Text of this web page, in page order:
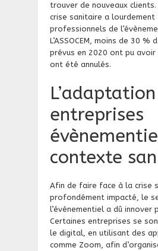
trouver de nouveaux
crise sanitaire a lourdement
professionnels de
L’ASSOCEM, moins de 30 %
prévus en 2020 ont pu
ont été annulés.
entreprises
contexte
Afin de faire face à la crise
profondément impacté, le
l’évènementiel a dû innover
Certaines entreprises se
le digital, en utilisant des
comme Zoom, afin